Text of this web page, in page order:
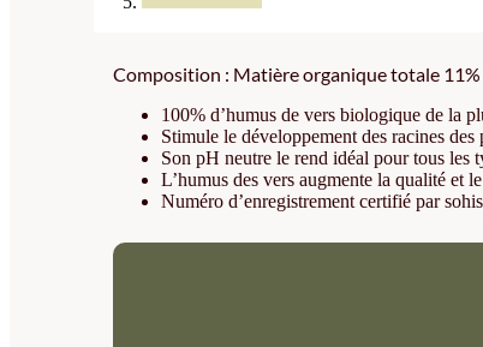
Composition : Matière organique totale
100% d’humus de vers biologique de la
Stimule le développement des racines
Son pH neutre le rend idéal pour tous les
L’humus des vers augmente la qualité et
Numéro d’enregistrement certifié par